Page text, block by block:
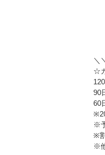
＼
☆
90
60
※
※
※